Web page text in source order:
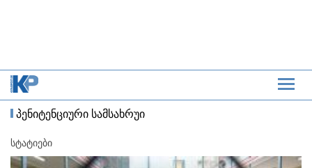
პენიტენციური სამსახრუი
სტატიები